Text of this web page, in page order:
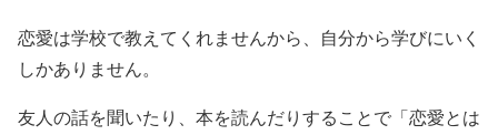
恋愛は学校で教えてくれませんから、自分から学びにいく
しかありません。
友人の話を聞いたり、本を読んだりすることで「恋愛とは